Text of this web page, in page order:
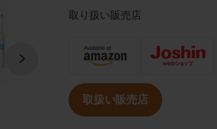
取り扱い販売店
取扱い販売店